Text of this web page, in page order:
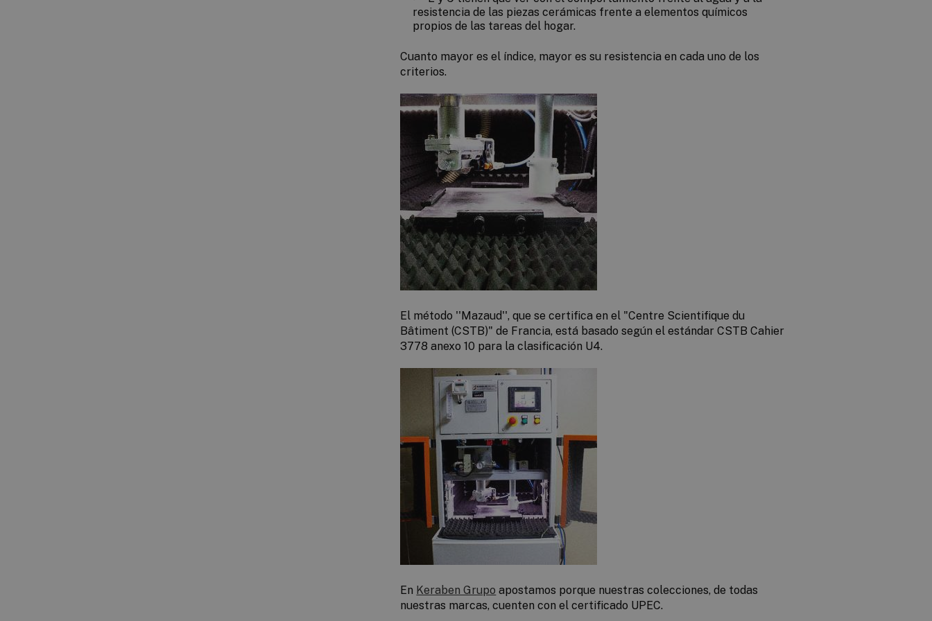
resistencia de las piezas cerámicas frente a elementos químicos
propios de las tareas del hogar.
Cuanto mayor es el índice, mayor es su resistencia en cada uno de los
criterios.
El método ''Mazaud'', que se certifica en el "Centre Scientifique du
Bâtiment (CSTB)" de Francia, está basado según el estándar CSTB Cahier
3778 anexo 10 para la clasificación U4.
En Keraben Grupo apostamos porque nuestras colecciones, de todas
nuestras marcas, cuenten con el certificado UPEC.